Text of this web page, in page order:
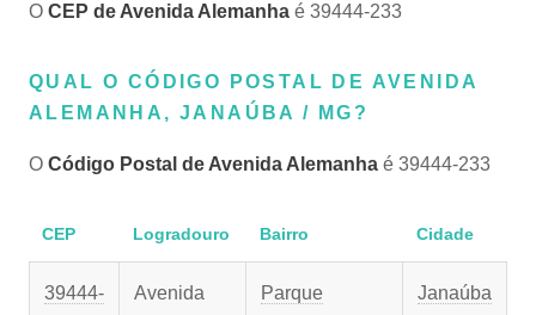
O CEP de Avenida Alemanha é 39444-233
QUAL O CÓDIGO POSTAL DE AVENIDA
ALEMANHA, JANAÚBA / MG?
O Código Postal de Avenida Alemanha é 39444-233
CEP Logradouro Bairro Cidade
39444-
Avenida
Parque
Janaúba